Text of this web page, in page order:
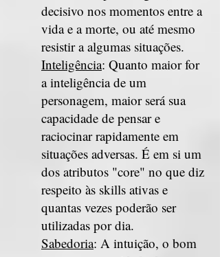
decisivo nos momentos entre a
vida e a morte, ou até mesmo
resistir a algumas situações.
Inteligência: Quanto maior for
a inteligência de um
personagem, maior será sua
capacidade de pensar e
raciocinar rapidamente em
situações adversas. É em si um
dos atributos "core" no que diz
respeito às skills ativas e
quantas vezes poderão ser
utilizadas por dia.
Sabedoria: A intuição, o bom